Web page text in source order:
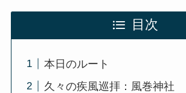
目次
本日のルート
久々の疾風巡拝：風巻神社